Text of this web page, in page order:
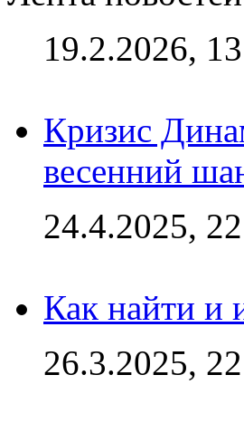
19.2.2026,
Кризис
весенний
24.4.2025,
Как найти и
26.3.2025,